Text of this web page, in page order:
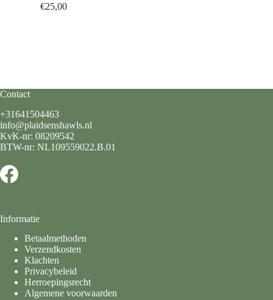
€25,00
Contact
+31641504463
info@plaidsenshawls.nl
KvK-nr: 08209542
BTW-nr: NL109559022.B.01
Informatie
Betaalmethoden
Verzendkosten
Klachten
Privacybeleid
Herroepingsrecht
Algemene voorwaarden